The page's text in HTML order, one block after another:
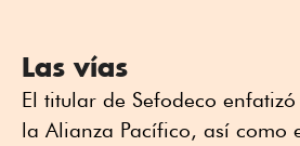
Las vías
El titular de Sefodeco
la Alianza Pacífico, así como